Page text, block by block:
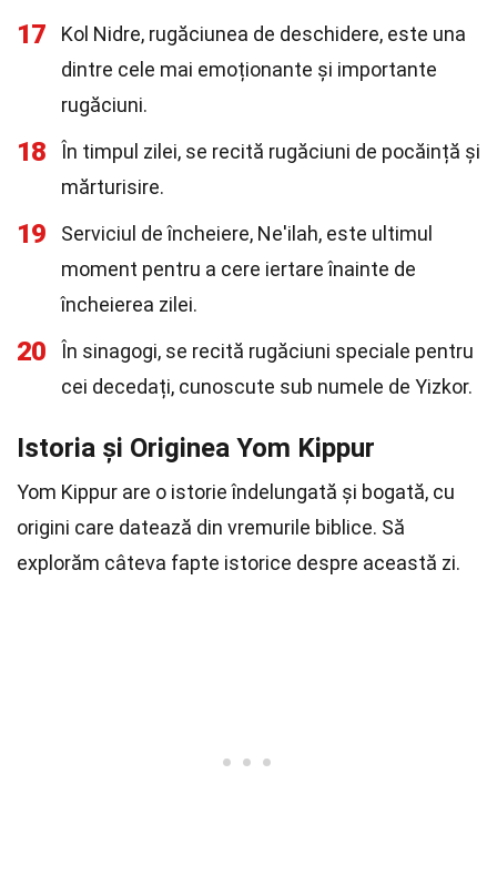
17
Kol Nidre, rugăciunea de deschidere, este una
dintre cele mai emoționante și importante
rugăciuni.
18
În timpul zilei, se recită rugăciuni de pocăință și
mărturisire.
19
Serviciul de încheiere, Ne'ilah, este ultimul
moment pentru a cere iertare înainte de
încheierea zilei.
20
În sinagogi, se recită rugăciuni speciale pentru
cei decedați, cunoscute sub numele de Yizkor.
Istoria și Originea Yom Kippur
Yom Kippur are o istorie îndelungată și bogată, cu
origini care datează din vremurile biblice. Să
explorăm câteva fapte istorice despre această zi.